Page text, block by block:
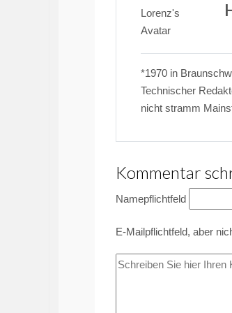
*1970 in
Technischer
nicht stramm
Kommentar
Namepflichtfeld
E-Mail pflichtfeld, aber